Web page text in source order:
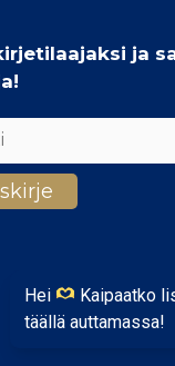
Hei
Kaipaatko
täällä auttamassa!
ja